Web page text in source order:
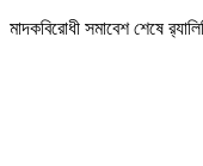
মাদকবিরোধী সমাবেশ শেষে